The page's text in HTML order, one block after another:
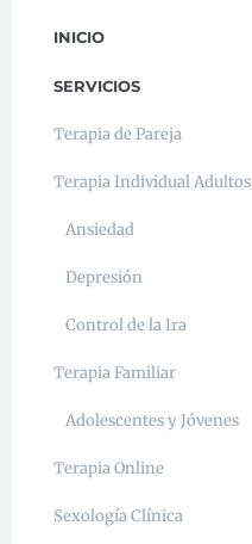
INICIO
SERVICIOS
Terapia de Pareja
Terapia Individual Adultos
Ansiedad
Depresión
Control de la Ira
Terapia Familiar
Adolescentes y Jóvenes
Terapia Online
Sexología Clínica